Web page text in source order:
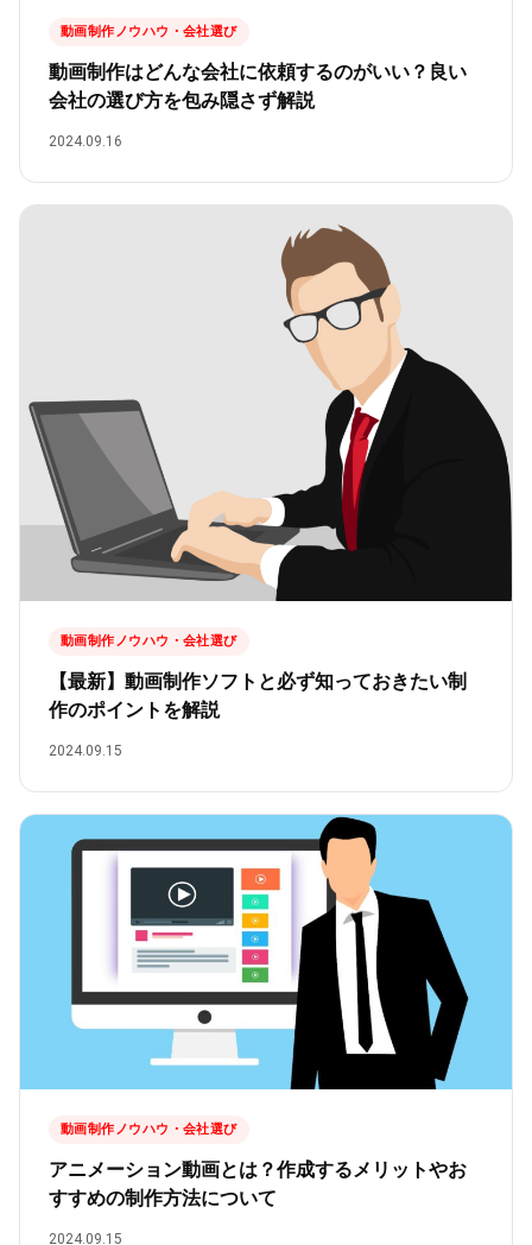
動画制作ノウハウ・会社選び
動画制作はどんな会社に依頼するのがいい？良い
会社の選び方を包み隠さず解説
2024.09.16
動画制作ノウハウ・会社選び
【最新】動画制作ソフトと必ず知っておきたい制
作のポイントを解説
2024.09.15
動画制作ノウハウ・会社選び
アニメーション動画とは？作成するメリットやお
すすめの制作方法について
2024.09.15